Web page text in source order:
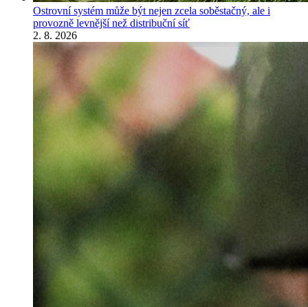
Ostrovní systém může být nejen zcela soběstačný, ale i
provozně levnější než distribuční síť
2. 8. 2026